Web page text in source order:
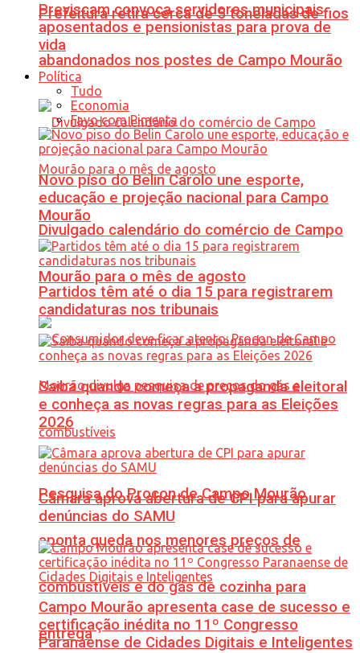
Prefeitura retira cerca de 5 toneladas de fios
abandonados nos postes de Campo Mourão
Divulgado calendário do comércio de Campo
Mourão para o mês de agosto
Pesquisa do Procon de Campo Mourão
aponta queda nos menores preços de
combustíveis e do gás de cozinha para
entrega
Previscam convoca servidores municipais
aposentados e pensionistas para prova de
vida
Política
Tudo
Economia
Favo com Pimenta
Novo piso do Belin Carolo une esporte,
educação e projeção nacional para Campo
Mourão
Partidos têm até o dia 15 para registrarem
candidaturas nos tribunais
Saiba quando começa a propaganda eleitoral
e conheça as novas regras para as Eleições
2026
Câmara aprova abertura de CPI para apurar
denúncias do SAMU
Campo Mourão apresenta case de sucesso e
certificação inédita no 11º Congresso
Paranaense de Cidades Digitais e Inteligentes